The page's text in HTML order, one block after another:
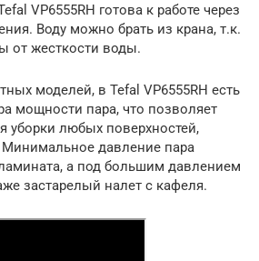
VP6555RH готова к работе через
Воду можно брать из крана, т.к.
от жесткости воды.
моделей, в Tefal VP6555RH есть
мощности пара, что позволяет
уборки любых поверхностей,
давление пара
а под большим давлением
застарелый налет с кафеля.